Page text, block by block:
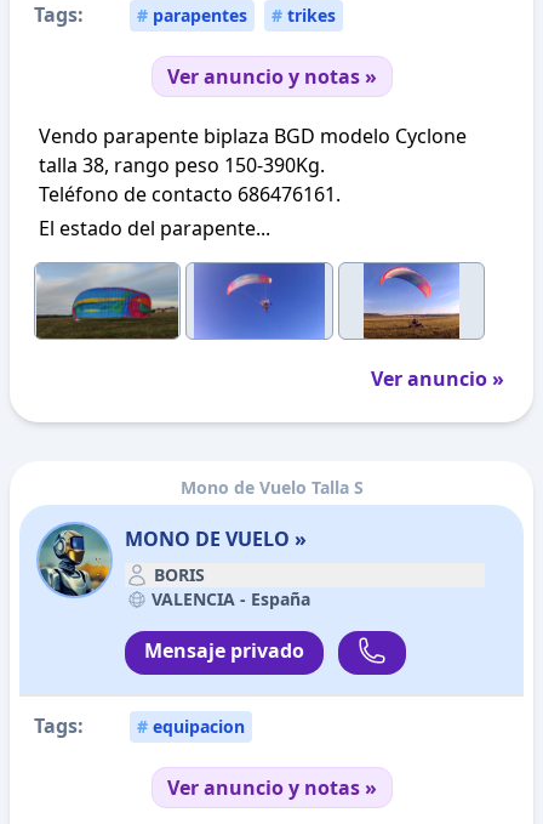
Tags: # parapentes # trikes
Ver anuncio y notas »
Vendo parapente biplaza BGD modelo Cyclone
talla 38, rango peso 150-390Kg.
Teléfono de contacto 686476161.
El estado del parapente...
Ver anuncio »
Mono de Vuelo Talla S
MONO DE VUELO »
BORIS
VALENCIA - España
Mensaje privado
Tags: # equipacion
Ver anuncio y notas »